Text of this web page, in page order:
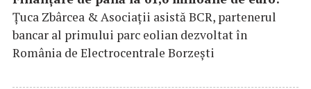
Țuca Zbârcea & Asociații asistă BCR, partenerul
bancar al primului parc eolian dezvoltat în
România de Electrocentrale Borzești